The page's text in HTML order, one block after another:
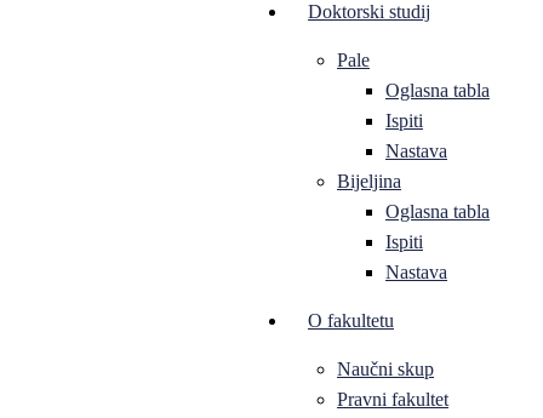
Doktorski studij
Pale
Oglasna tabla
Ispiti
Nastava
Bijeljina
Oglasna tabla
Ispiti
Nastava
O fakultetu
Naučni skup
Pravni fakultet